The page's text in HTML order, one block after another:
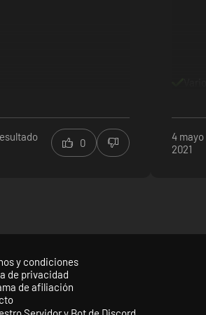
podrás descubrir durante las nuevas
0
4 mayo
2021
y condiciones
de privacidad
de afiliación